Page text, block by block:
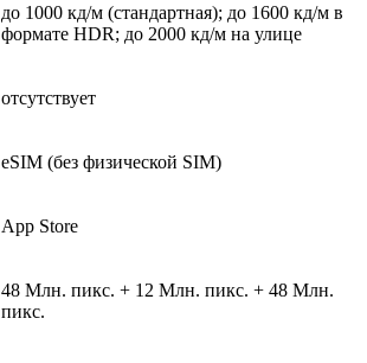
до 1000 кд/м (стандартная); до 1600 кд/м в
формате HDR; до 2000 кд/м на улице
отсутствует
eSIM (без физической SIM)
App Store
48 Млн. пикс. + 12 Млн. пикс. + 48 Млн.
пикс.